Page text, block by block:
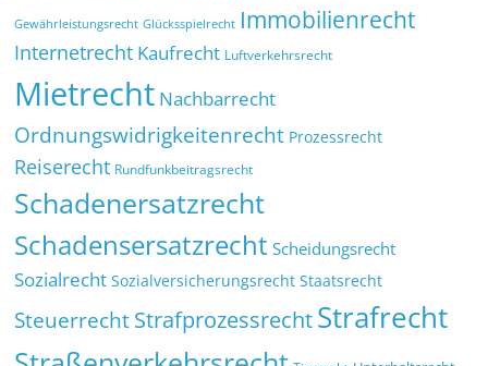
Gewährleistungsrecht Glücksspielrecht Immobilienrecht
Internetrecht Kaufrecht Luftverkehrsrecht
Mietrecht Nachbarrecht
Ordnungswidrigkeitenrecht Prozessrecht
Reiserecht Rundfunkbeitragsrecht
Schadenersatzrecht
Schadensersatzrecht Scheidungsrecht
Sozialrecht Sozialversicherungsrecht Staatsrecht
SteuerrechtStrafprozessrechtStrafrecht